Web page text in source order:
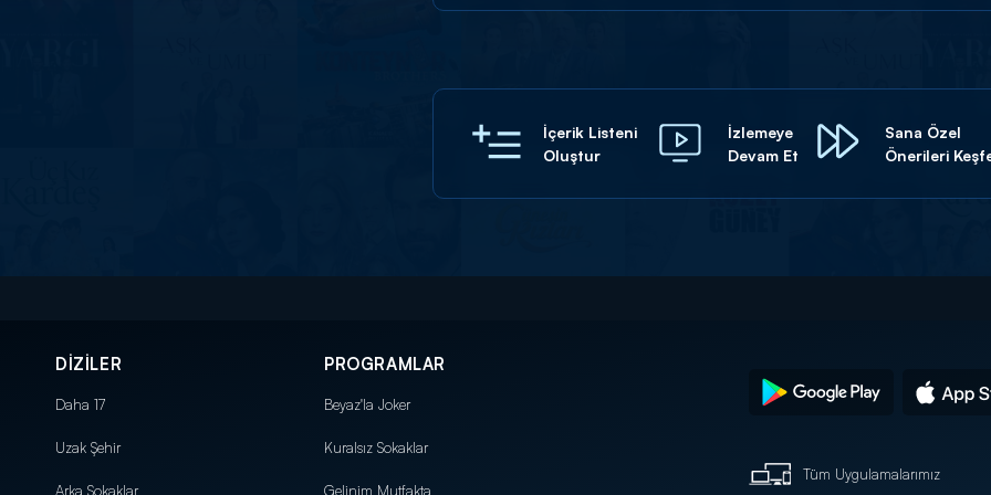
İçerik Listeni
Oluştur
İzlemeye
Devam Et
Sana Özel
Önerileri
DİZİLER
Daha 17
Uzak Şehir
Arka Sokaklar
PROGRAMLAR
Beyaz'la Joker
Kuralsız Sokaklar
Gelinim Mutfakta
Tüm Uygulamalarımız